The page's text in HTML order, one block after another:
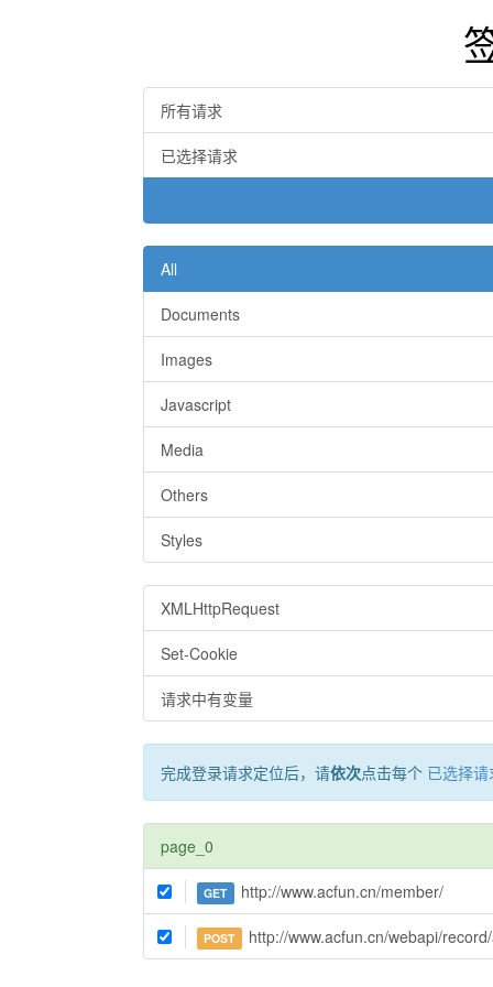
所有请求
已选择请求
All
Documents
Images
Javascript
Media
Others
Styles
XMLHttpRequest
Set-Cookie
请求中有变量
完成登录请求定位后，请依次点击每个 已选择请
page_0
GET http://www.acfun.cn/member/
POST http://www.acfun.cn/webapi/